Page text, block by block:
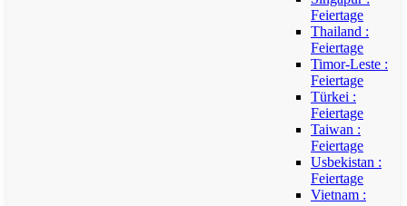
Feiertage
Thailand :
Feiertage
Timor-Leste :
Feiertage
Türkei :
Feiertage
Taiwan :
Feiertage
Usbekistan :
Feiertage
Vietnam :